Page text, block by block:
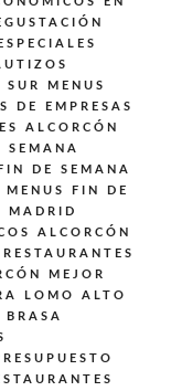
MENUS
DE EMPRESAS
ALCORCÓN
SEMANA
DE SEMANA
MENUS FIN DE
MADRID
ALCORCÓN
RESTAURANTES
MEJOR
LOMO ALTO